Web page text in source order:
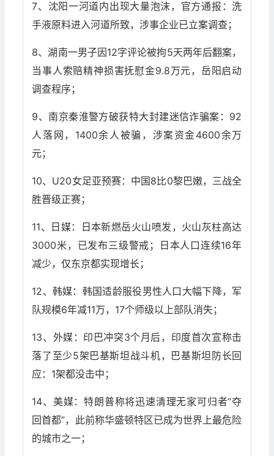
7、沈阳一河道内出现大量泡沫，官方通报：洗
手液原料进入河道所致，​​涉事企业已立案调查​​；
8、湖南一男子因12字评论被拘5天两年后翻案​​，
当事人索赔精神损害抚慰金9.8万元，岳阳启动
调查程序；
9、南京秦淮警方破获特大封建迷信诈骗案：92
人落网，1400余人被骗，涉案资金4600余万
元；
10、U20女足亚预赛：中国8比0黎巴嫩，​三战全
胜晋级正赛；
11、日媒：日本新燃岳火山喷发，火山灰柱高达
3000米，已发布三级警戒；日本人口连续16年
减少，​​仅东京都实现增长；
12、韩媒：韩国适龄服役男性人口大幅下降，军
队规模6年减11万，17个师级以上部队消失；
13、外媒：印巴冲突3个月后，印度首次宣称击
落了至少5架巴基斯坦战斗机，巴基斯坦防长回
应：1架都没击中；
14、美媒：特朗普称将迅速清理无家可归者“夺
回首都”，此前称华盛顿特区已成为世界上最危险
的城市之一；